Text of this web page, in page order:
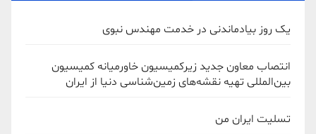
یک روز بیادماندنی در خدمت مهندس نبوی
انتصاب معاون جدید زیرکمیسیون خاورمیانه کمیسیون
بین‌المللی تهیه نقشه‌های زمین‌شناسی دنیا از ایران
تسلیت ایران من